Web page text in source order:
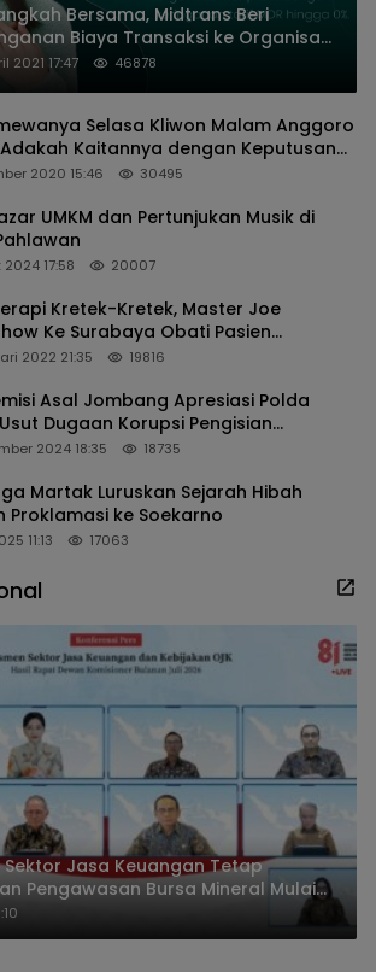
Bersama, Midtrans Beri
Biaya Transaksi ke Organisasi
Indonesia
2021 17:47 46878
Selasa Kliwon Malam Anggoro
Adakah Kaitannya dengan Keputusan
2020 15:46 30495
UMKM dan Pertunjukan Musik di
2024 17:58 20007
Kretek-Kretek, Master Joe
Ke Surabaya Obati Pasien
Edukasi Masyarakat
2022 21:35 19816
Asal Jombang Apresiasi Polda
Dugaan Korupsi Pengisian
Desa di Kediri
2024 18:35 18735
Martak Luruskan Sejarah Hibah
Proklamasi ke Soekarno
11:13 17063
Sektor Jasa Keuangan Tetap
Pengawasan Bursa Mineral Mulai